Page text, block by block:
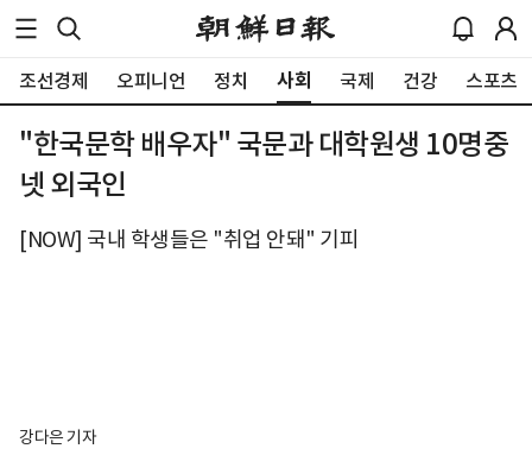
조선경제 오피니언 정치 사회 국제 건강 스포츠
"한국문학 배우자" 국문과 대학원생 10명중
넷 외국인
[NOW] 국내 학생들은 "취업 안돼" 기피
강다은 기자